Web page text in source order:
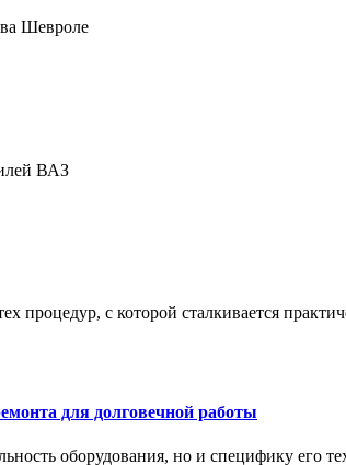
Шевроле
ВАЗ
процедур, с которой сталкивается
для долговечной работы
оборудования, но и специфику его